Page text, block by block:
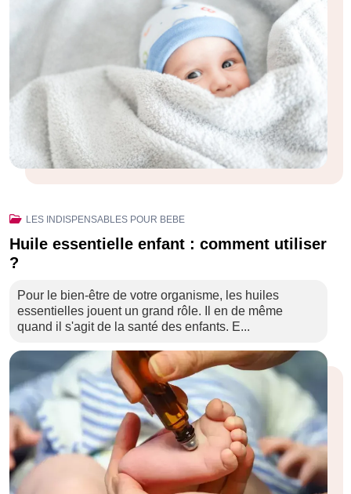
LES INDISPENSABLES POUR BEBE
Huile essentielle enfant : comment utiliser
?
Pour le bien-être de votre organisme, les huiles
essentielles jouent un grand rôle. Il en de même
quand il s'agit de la santé des enfants. E...